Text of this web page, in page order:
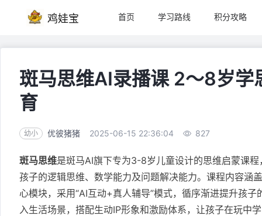
鸡娃宝 首页 学习路线 积分攻略
斑马思维AI录播课 2～8岁学
育
幼小 优彼猪猪 2025-06-15 22:36:04 827
斑马思维是斑马AI旗下专为3-8岁儿童设计的思维启蒙课
孩子的逻辑思维、数学能力及问题解决能力。课程内容涵
心模块，采用“AI互动+真人辅导”模式，循序渐进提升孩
入生活场景，搭配生动IP形象和激励体系，让孩子在玩中